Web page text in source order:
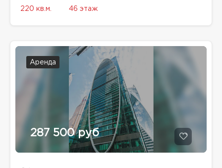
220 кв.м. 46 этаж
Аренда
287 500 руб